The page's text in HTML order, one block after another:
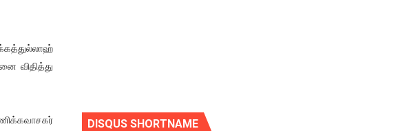
கேள்வி
விதித்து
DISQUS SHORTNAME